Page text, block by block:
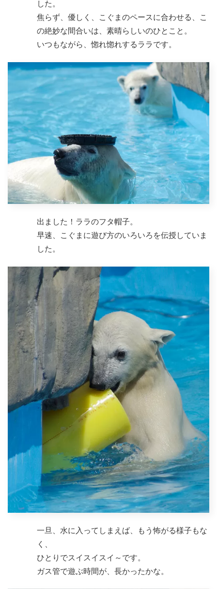
した。
焦らず、優しく、こぐまのペースに合わせる、こ
の絶妙な間合いは、素晴らしいのひとこと。
いつもながら、惚れ惚れするララです。
出ました！ララのフタ帽子。
早速、こぐまに遊び方のいろいろを伝授していま
した。
一旦、水に入ってしまえば、もう怖がる様子もな
く、
ひとりでスイスイスイ～です。
ガス管で遊ぶ時間が、長かったかな。